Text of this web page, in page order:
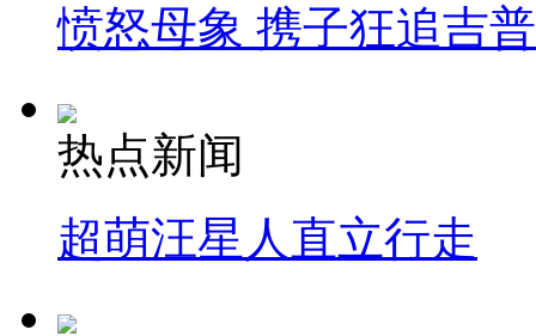
愤怒母象 携子狂追吉
热点新闻
超萌汪星人直立行走